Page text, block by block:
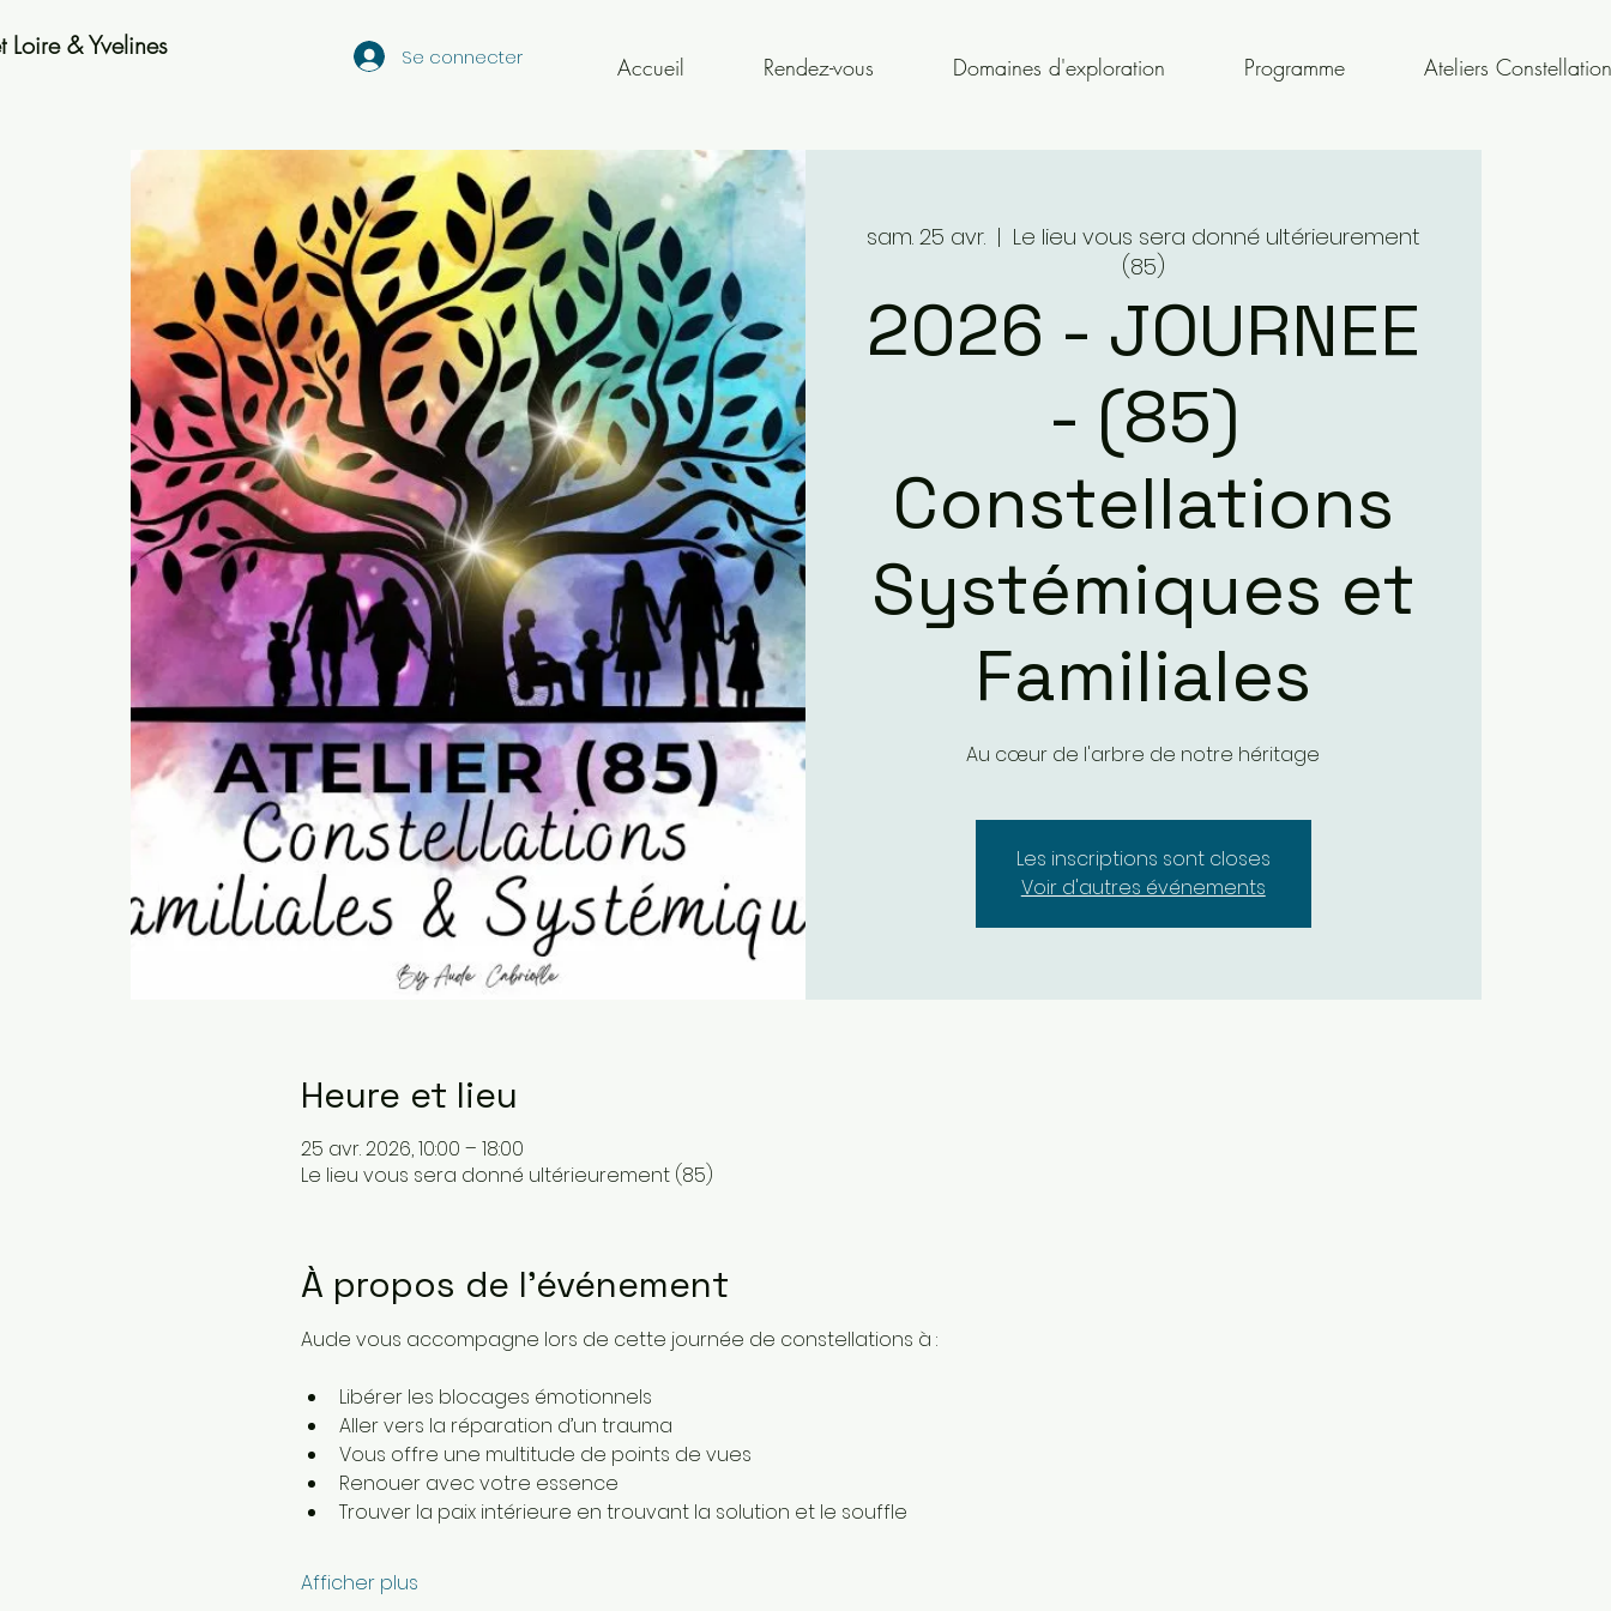
& Yvelines Se connecter Accueil Rendez-vous Domaines d'exploration Programme Ateliers
sam. 25 avr.
  |
Le lieu vous sera donné ultérieurement
(85)
2026 - JOURNEE
- (85)
Constellations
Systémiques et
Familiales
Au cœur de l'arbre de notre héritage
Les inscriptions sont closes
Voir d'autres événements
Heure et lieu
25 avr. 2026, 10:00 – 18:00
Le lieu vous sera donné ultérieurement (85)
À propos de l'événement
Aude vous accompagne lors de cette journée de constellations à :
Libérer les blocages émotionnels
Aller vers la réparation d’un trauma
Vous offre une multitude de points de vues
Renouer avec votre essence
Trouver la paix intérieure en trouvant la solution et le souffle
Afficher plus